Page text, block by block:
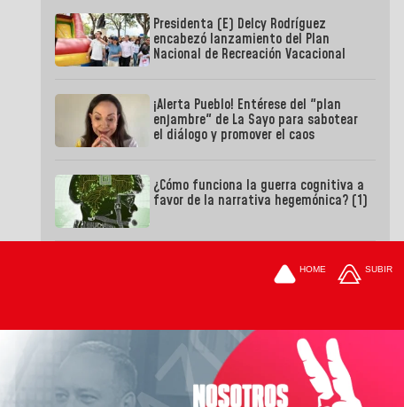
Presidenta (E) Delcy Rodríguez
encabezó lanzamiento del Plan
Nacional de Recreación Vacacional
¡Alerta Pueblo! Entérese del "plan
enjambre" de La Sayo para sabotear
el diálogo y promover el caos
¿Cómo funciona la guerra cognitiva a
favor de la narrativa hegemónica? (1)
HOME SUBIR